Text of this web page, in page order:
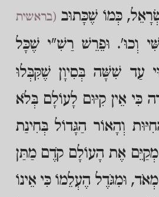
כְּמוֹ שֶׁכָּתוּב (בראשית
וְכוּ'. וּפֵרֵשׁ רַשִׁ"י שֶׁכָּל
עַד שִׁשָּׁה בְּסִיוָן שֶׁקִּבְּלוּ
כִּי אֵין קִיּוּם לָעוֹלָם בְּלֹא
וְהָאוֹר הַגָּדוֹל בְּחִינַת
אֶת הָעוֹלָם קֹדֶם מַתַּן
וּמִגֹּדֶל הֶעְלֵמוֹ כִּי אֵינוֹ